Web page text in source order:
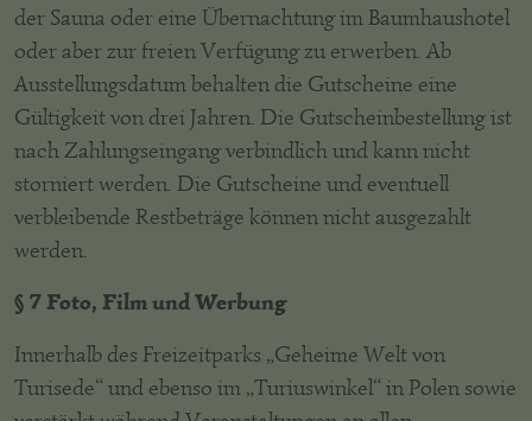
der Sauna oder eine Übernachtung im Baumhaushotel
oder aber zur freien Verfügung zu erwerben. Ab
Ausstellungsdatum behalten die Gutscheine eine
Gültigkeit von drei Jahren. Die Gutscheinbestellung ist
nach Zahlungseingang verbindlich und kann nicht
storniert werden. Die Gutscheine und eventuell
verbleibende Restbeträge können nicht ausgezahlt
werden.
§ 7 Foto, Film und Werbung
Innerhalb des Freizeitparks „Geheime Welt von
Turisede“ und ebenso im „Turiuswinkel“ in Polen sowie